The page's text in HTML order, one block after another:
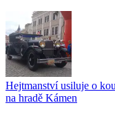
Hejtmanství usiluje o
na hradě Kámen